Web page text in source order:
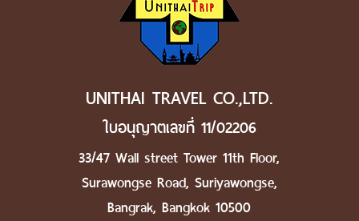
UNITHAI TRAVEL CO.,LTD.
ใบอนุญาตเลขที่ 11/02206
33/47 Wall street Tower 11th Floor,
Surawongse Road, Suriyawongse,
Bangrak, Bangkok 10500